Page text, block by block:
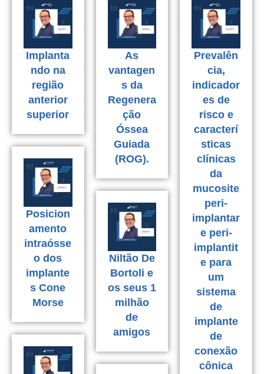
Implanta
ndo na
região
anterior
superior
As
vantagen
s da
Regenera
ção
Óssea
Guiada
(ROG).
Prevalên
cia,
indicador
es de
risco e
caracterí
sticas
clínicas
da
mucosite
peri-
implantar
e peri-
implantit
e para
um
sistema
de
implante
de
conexão
cônica
Posicion
amento
intraósse
o dos
implante
s Cone
Morse
Niltão De
Bortoli e
os seus 1
milhão
de
amigos